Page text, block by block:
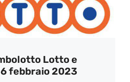
Lotto e
febbraio 2023